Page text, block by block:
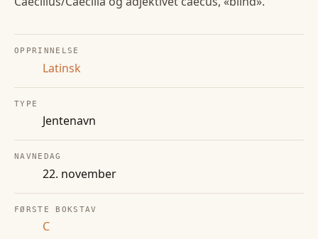
OPPRINNELSE
Latinsk
TYPE
Jentenavn
NAVNEDAG
22. november
FØRSTE BOKSTAV
C